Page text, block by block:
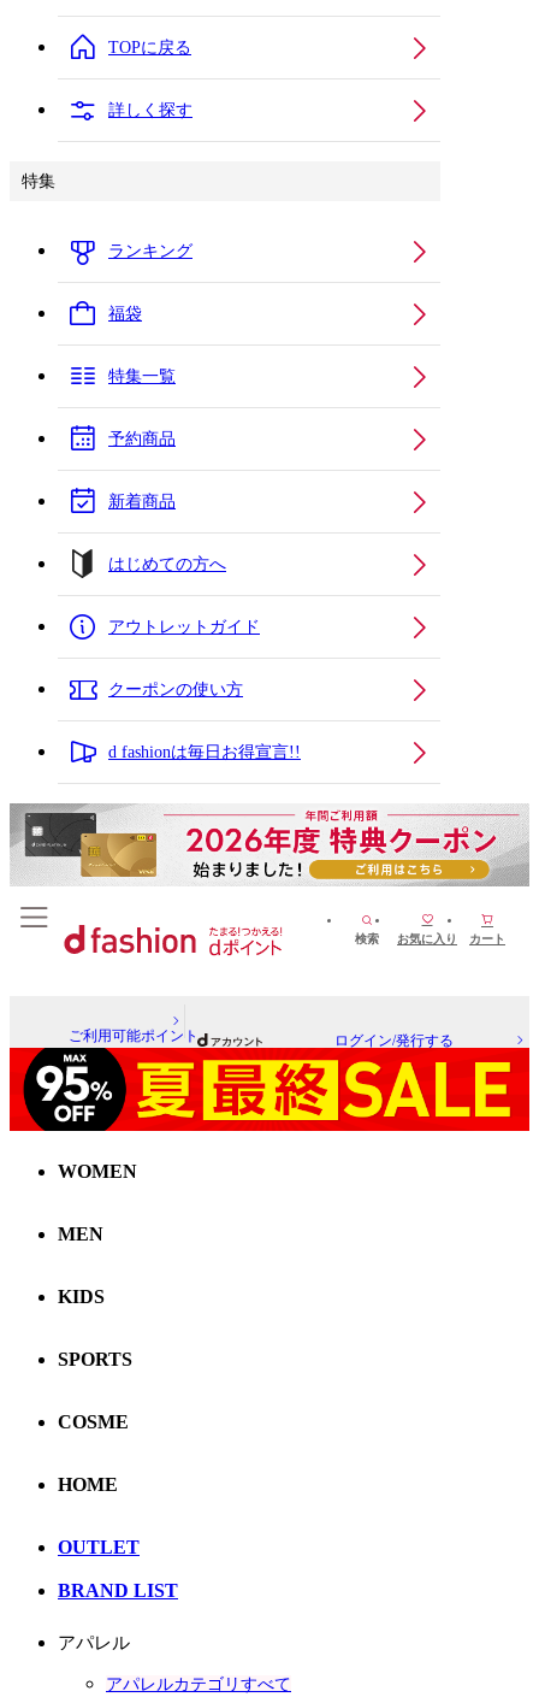
TOPに戻る
詳しく探す
特集
ランキング
福袋
特集一覧
予約商品
新着商品
はじめての方へ
アウトレットガイド
クーポンの使い方
d fashionは毎日お得宣言!!
検索 お気に入り カート
ご利用可能ポイント ログイン/発行する
WOMEN
MEN
KIDS
SPORTS
COSME
HOME
OUTLET
BRAND LIST
アパレル
アパレルカテゴリすべて